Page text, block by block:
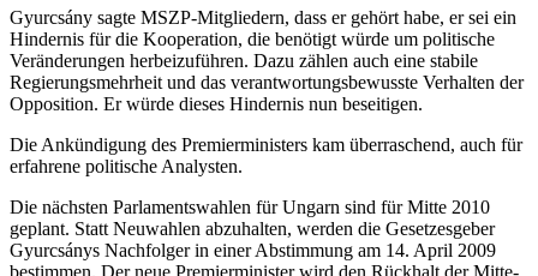
Gyurcsány sagte MSZP-Mitgliedern, dass er gehört habe, er sei ein
Hindernis für die Kooperation, die benötigt würde um politische
Veränderungen herbeizuführen. Dazu zählen auch eine stabile
Regierungsmehrheit und das verantwortungsbewusste Verhalten der
Opposition. Er würde dieses Hindernis nun beseitigen.
Die Ankündigung des Premierministers kam überraschend, auch für
erfahrene politische Analysten.
Die nächsten Parlamentswahlen für Ungarn sind für Mitte 2010
geplant. Statt Neuwahlen abzuhalten, werden die Gesetzesgeber
Gyurcsánys Nachfolger in einer Abstimmung am 14. April 2009